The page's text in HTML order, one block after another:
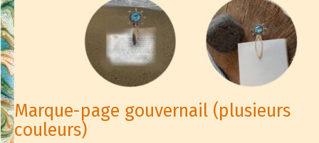
Marque-page gouvernail (plusieurs
couleurs)